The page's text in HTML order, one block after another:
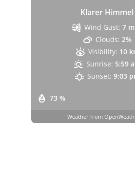
Klarer Himmel
73 %
Wind Gust: 7
Clouds: 2%
Visibility: 10
Sunrise: 5:59
Sunset: 9:03
Weather from